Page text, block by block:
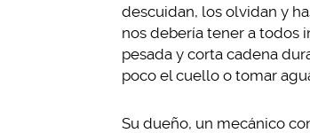
descuidan, los olvidan y
nos debería tener a todos
pesada y corta cadena
poco el cuello o tomar
Su dueño, un mecánico